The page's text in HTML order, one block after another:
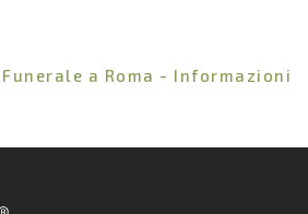
Funerale a Roma - Informazioni